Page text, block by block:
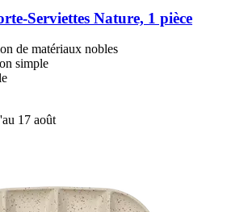
​Serviettes Nature, 1 pièce
de matériaux nobles
simple
17 août